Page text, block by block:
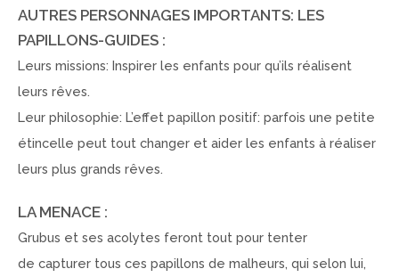
AUTRES PERSONNAGES IMPORTANTS: LES
PAPILLONS-GUIDES :
Leurs missions: Inspirer les enfants pour qu’ils réalisent
leurs rêves.
Leur philosophie: L’effet papillon positif: parfois une petite
étincelle peut tout changer et aider les enfants à réaliser
leurs plus grands rêves.
LA MENACE :
Grubus et ses acolytes feront tout pour tenter
de capturer tous ces papillons de malheurs, qui selon lui,